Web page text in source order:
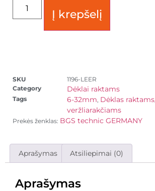
Į krepšelį
SKU
1196-LEER
Category
Dėklai raktams
Tags 6-32mm Dėklas raktams
veržliarakčiams
Prekės ženklas: BGS technic GERMANY
Aprašymas Atsiliepimai (0)
Aprašymas